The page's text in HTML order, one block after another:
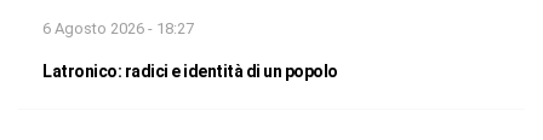
6 Agosto 2026 - 18:27
Latronico: radici e identità di un popolo